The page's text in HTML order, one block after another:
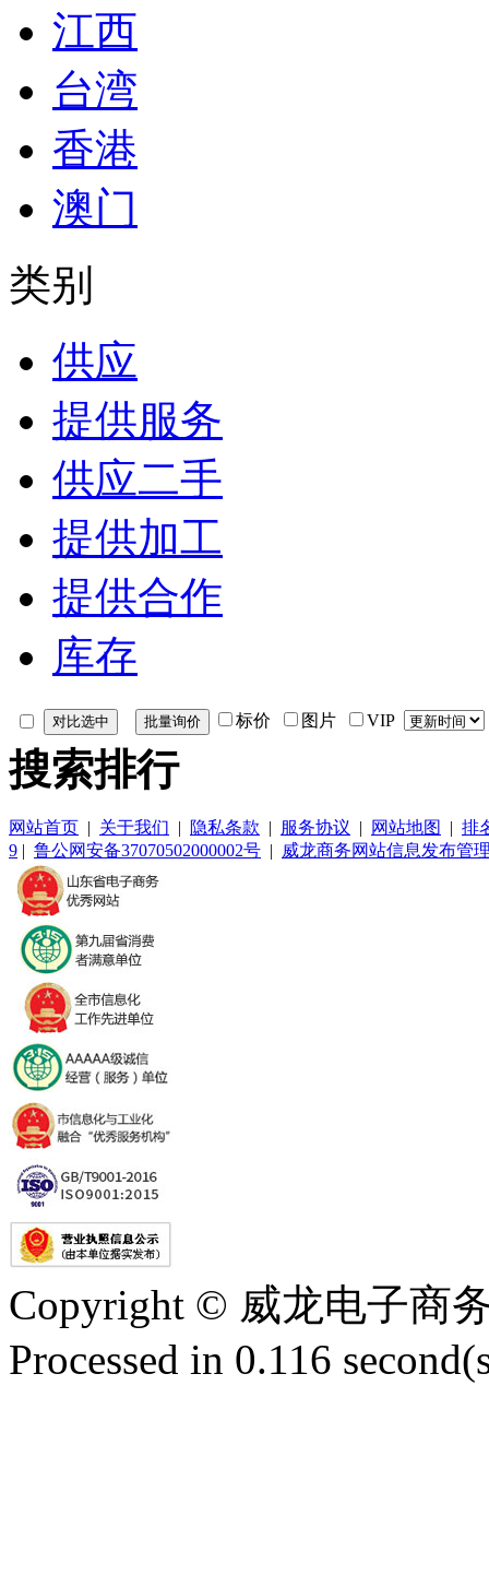
江西
台湾
香港
澳门
类别
供应
提供服务
供应二手
提供加工
提供合作
库存
标价 图片 VIP
搜索排行
网站首页 | 关于我们 | 隐私条款 | 服务协议 | 网站地图 | 排
9 | 鲁公网安备37070502000002号 | 威龙商务网站信息发布管
Copyright © 威龙电子商
Processed in 0.116